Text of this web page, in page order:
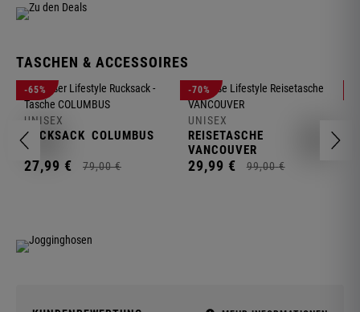
TASCHEN & ACCESSOIRES
-65%
UNISEX
RUCKSACK COLUMBUS
27,99 € 79,00 €
-70%
UNISEX
REISETASCHE
VANCOUVER
29,99 € 99,00 €